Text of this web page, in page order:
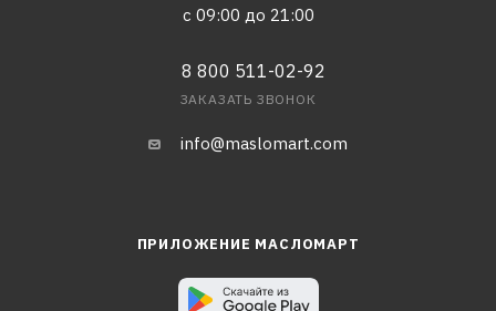
с 09:00 до 21:00
8 800 511-02-92
ЗАКАЗАТЬ ЗВОНОК
info@maslomart.com
ПРИЛОЖЕНИЕ МАСЛОМАРТ